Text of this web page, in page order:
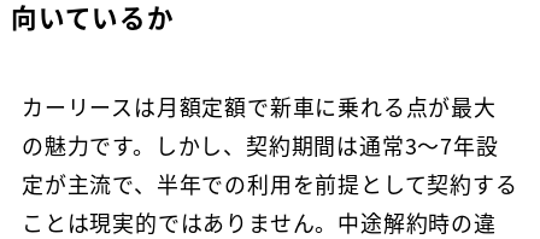
向いているか
カーリースは月額定額で新車に乗れる点が最大
の魅力です。しかし、契約期間は通常3〜7年設
定が主流で、半年での利用を前提として契約する
ことは現実的ではありません。中途解約時の違